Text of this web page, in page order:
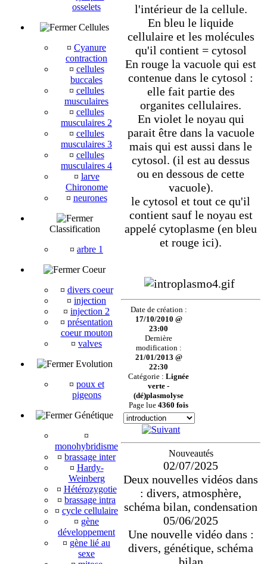
osselets
Cellules
¤ Cyanure
contraction
¤ cellules
buccales
¤ cellules
musculaires
¤ cellules
musculaires 2
¤ cellules
musculaires 3
¤ cellules
musculaires 4
¤ larve
Chironome
¤ neurones
Classification
¤ arbre 1
Coeur
¤ divers coeur
¤ injection
¤ injection 2
¤ présentation
coeur mouton
¤ valves
Evolution
¤ poux et
pigeons
Génétique
¤
monohybridisme
¤ brassage inter
¤ Hardy-
Weinberg
¤ Hétérozygotie
¤ brassage intra
¤ cycle cellulaire
¤ gène
développement
¤ gène lié au
sexe
l'intérieur de la cellule.
En bleu le liquide
cellulaire et les molécules
qu'il contient = cytosol
En rouge la vacuole qui est
contenue dans le cytosol :
elle fait partie des
organites cellulaires.
En violet le noyau qui
parait être dans la vacuole
mais qui est aussi dans le
cytosol. (il est au dessus
ou en dessous de cette
vacuole).
le cytosol et tout ce qu'il
contient sauf le noyau est
appelé cytoplasme (en bleu
et rouge ici).
Date de création :
17/10/2010 @
23:00
Dernière
modification :
21/01/2013 @
22:30
Catégorie :Lignée
verte -
(dé)plasmolyse
Page lue4360 fois
Nouveautés
02/07/2025
Deux nouvelles vidéos dans
: divers, atmosphère,
schéma bilan, condensation
05/06/2025
Une nouvelle vidéo dans :
divers, génétique, schéma